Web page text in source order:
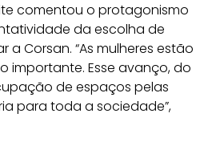
comentou o protagonismo
da escolha de
Corsan. “As mulheres estão
importante. Esse avanço, do
de espaços pelas
para toda a sociedade”,